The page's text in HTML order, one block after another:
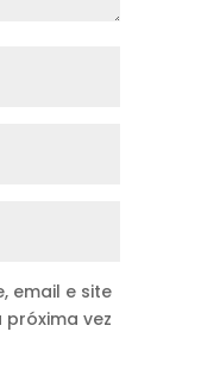
email e site
vez